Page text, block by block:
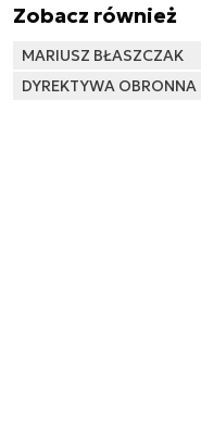
Zobacz również
MARIUSZ BŁASZCZAK
DYREKTYWA OBRONNA